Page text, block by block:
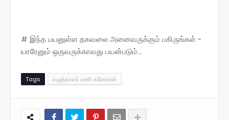
# இந்த பயனுள்ள தகவலை அனைவருக்கும் பகிருங்கள் -
யாரேனும் ஒருவருக்காவது பயன்படும்...
Tags எழுத்தாளர் மணி கணேசன்